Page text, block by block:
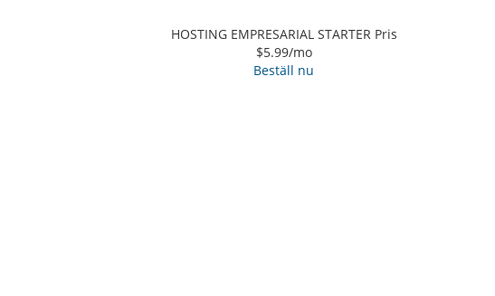
HOSTING EMPRESARIAL STARTER Pris
$5.99/mo
Beställ nu